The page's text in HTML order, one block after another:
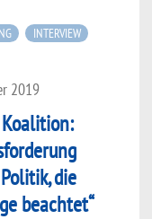
INTERVIEW
2019
die
beachtet“